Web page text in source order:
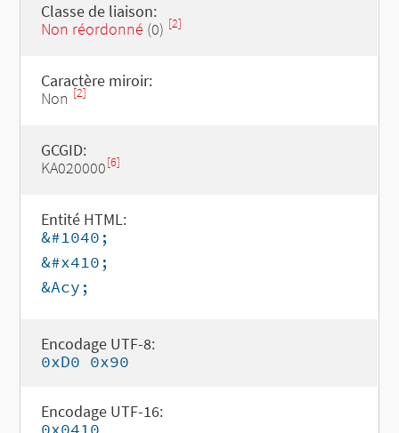
Classe de liaison:
Non réordonné (0) [2]
Caractère miroir:
Non [2]
GCGID:
KA020000[6]
Entité HTML:
&#1040;
&#x410;
&Acy;
Encodage UTF-8:
0xD0 0x90
Encodage UTF-16: